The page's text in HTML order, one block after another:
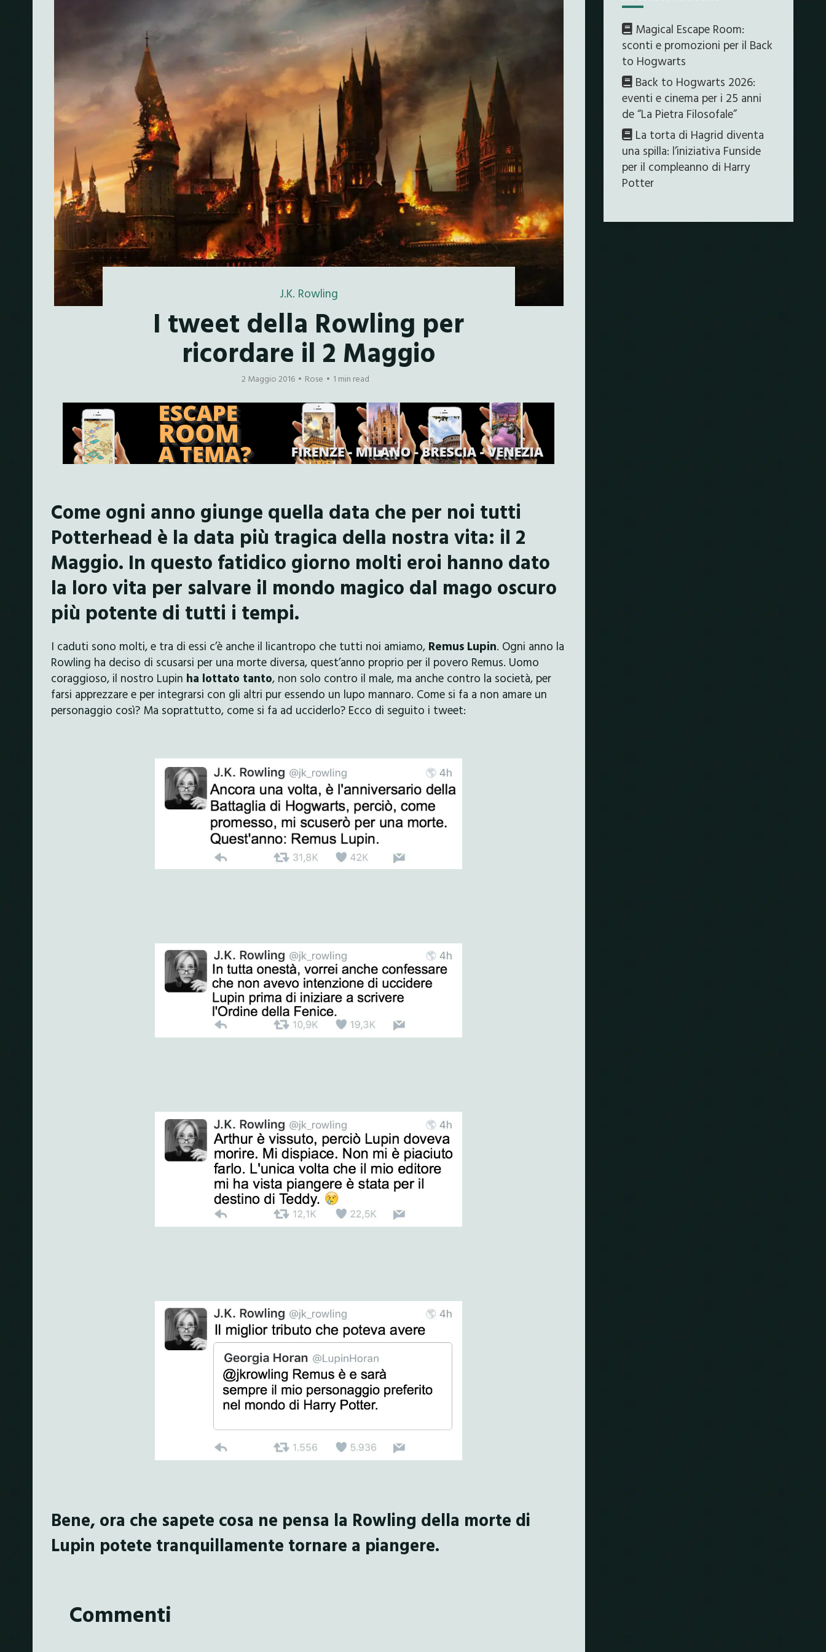
J.K. Rowling
I tweet della Rowling per
ricordare il 2 Maggio
2 Maggio 2016 Rose 1 min read
Come ogni anno giunge quella data che per noi tutti
Potterhead è la data più tragica della nostra vita: il 2
Maggio. In questo fatidico giorno molti eroi hanno dato
la loro vita per salvare il mondo magico dal mago oscuro
più potente di tutti i tempi.
I caduti sono molti, e tra di essi c’è anche il licantropo che tutti noi amiamo, Remus Lupin. Ogni anno la
Rowling ha deciso di scusarsi per una morte diversa, quest’anno proprio per il povero Remus. Uomo
coraggioso, il nostro Lupin ha lottato tanto, non solo contro il male, ma anche contro la società, per
farsi apprezzare e per integrarsi con gli altri pur essendo un lupo mannaro. Come si fa a non amare un
personaggio così? Ma soprattutto, come si fa ad ucciderlo? Ecco di seguito i tweet:
Bene, ora che sapete cosa ne pensa la Rowling della morte di
Lupin potete tranquillamente tornare a piangere.
Commenti
Magical Escape Room:
sconti e promozioni per il Back
to Hogwarts
Back to Hogwarts 2026:
eventi e cinema per i 25 anni
de “La Pietra Filosofale”
La torta di Hagrid diventa
una spilla: l’iniziativa Funside
per il compleanno di Harry
Potter